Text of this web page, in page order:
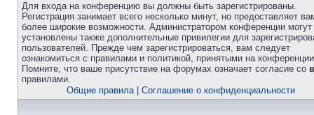
Для входа на конференцию вы должны быть зарегистрированы.
Регистрация занимает всего несколько минут, но предоставляет
более широкие возможности. Администратором конференции
установлены также дополнительные привилегии для
пользователей. Прежде чем зарегистрироваться, вам следует
ознакомиться с правилами и политикой, принятыми на
Помните, что ваше присутствие на форумах означает согласие со
правилами.
Общие правила| Соглашение о конфиденциальности